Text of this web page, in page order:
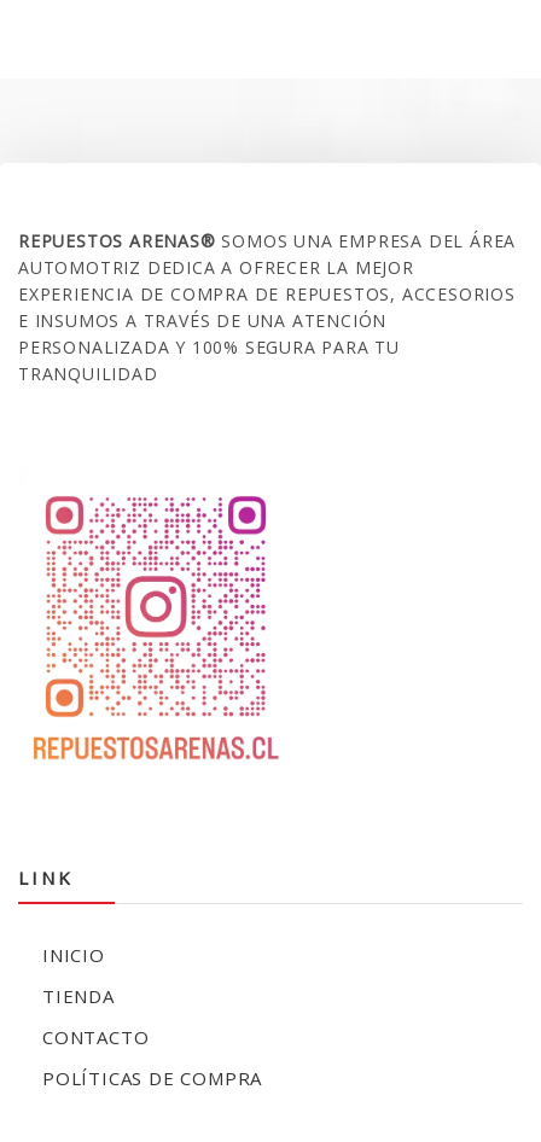
REPUESTOS ARENAS®SOMOS UNA EMPRESA DEL ÁREA
AUTOMOTRIZ DEDICA A OFRECER LA MEJOR
EXPERIENCIA DE COMPRA DE REPUESTOS, ACCESORIOS
E INSUMOS A TRAVÉS DE UNA ATENCIÓN
PERSONALIZADA Y 100% SEGURA PARA TU
TRANQUILIDAD
LINK
INICIO
TIENDA
CONTACTO
POLÍTICAS DE COMPRA